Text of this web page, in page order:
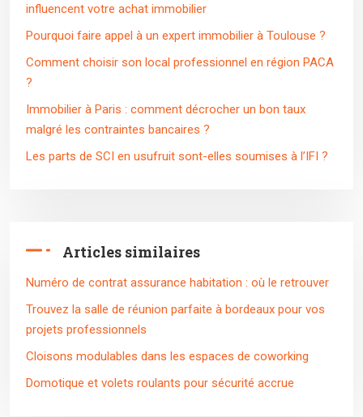
influencent votre achat immobilier
Pourquoi faire appel à un expert immobilier à Toulouse ?
Comment choisir son local professionnel en région PACA
?
Immobilier à Paris : comment décrocher un bon taux
malgré les contraintes bancaires ?
Les parts de SCI en usufruit sont-elles soumises à l’IFI ?
Articles similaires
Numéro de contrat assurance habitation : où le retrouver
Trouvez la salle de réunion parfaite à bordeaux pour vos
projets professionnels
Cloisons modulables dans les espaces de coworking
Domotique et volets roulants pour sécurité accrue